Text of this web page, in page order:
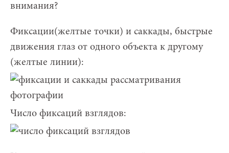
внимания?
Фиксации(желтые точки) и саккады, быстрые
движения глаз от одного объекта к другому
(желтые линии):
Число фиксаций взглядов: